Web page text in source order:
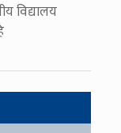
विद्यालय